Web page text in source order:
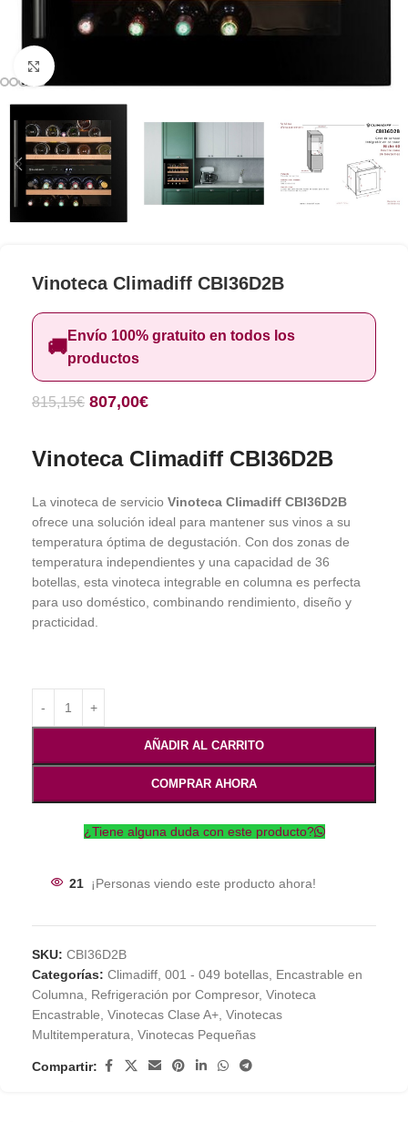
Clic para ampliar
Vinoteca Climadiff CBI36D2B
🚚Envío 100% gratuito en todos los
productos
815,15€ 807,00€
Vinoteca Climadiff CBI36D2B
La vinoteca de servicio Vinoteca Climadiff CBI36D2B
ofrece una solución ideal para mantener sus vinos a su
temperatura óptima de degustación. Con dos zonas de
temperatura independientes y una capacidad de 36
botellas, esta vinoteca integrable en columna es perfecta
para uso doméstico, combinando rendimiento, diseño y
practicidad.
AÑADIR AL CARRITO
COMPRAR AHORA
¿Tiene alguna duda con este producto?
21 ¡Personas viendo este producto ahora!
SKU: CBI36D2B
Categorías: Climadiff 001 - 049 botellas Encastrable en
Columna
Refrigeración por Compresor, Vinoteca
Encastrable Vinotecas Clase A+ Vinotecas
Multitemperatura Vinotecas Pequeñas
Compartir: